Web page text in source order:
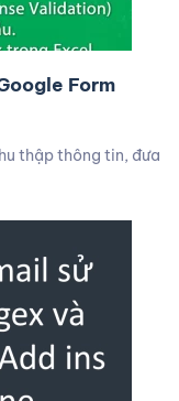
Form
thập thông tin, đưa